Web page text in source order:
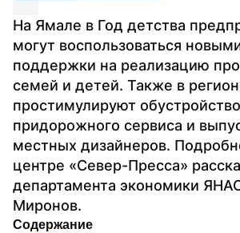
На Ямале в Год детства
могут воспользоваться
поддержки на реализацию
семей и детей. Также в
простимулируют
придорожного сервиса и
местных дизайнеров.
центре «Север-Пресса»
департамента экономики
Миронов.
Содержание